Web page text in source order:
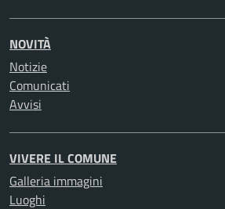
NOVITÀ
Notizie
Comunicati
Avvisi
VIVERE IL COMUNE
Galleria immagini
Luoghi